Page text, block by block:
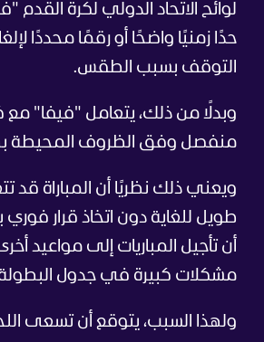
لوائح الاتحاد الدولي لكرة القدم
حدًا زمنيًا واضحًا أو رقمًا محددًا
التوقف بسبب الطقس.
وبدلًا من ذلك، يتعامل "فيفا"
منفصل وفق الظروف المحيطة
ويعني ذلك نظريًا أن المباراة قد
طويل للغاية دون اتخاذ قرار فوري
أن تأجيل المباريات إلى مواعيد
مشكلات كبيرة في جدول البطولة
ولهذا السبب، يتوقع أن تسعى